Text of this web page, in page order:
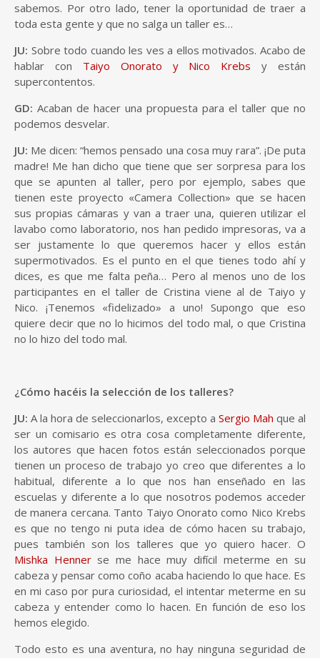
sabemos. Por otro lado, tener la oportunidad de traer a
toda esta gente y que no salga un taller es…
JU: Sobre todo cuando les ves a ellos motivados. Acabo de
hablar con Taiyo Onorato y Nico Krebs y están
supercontentos.
GD: Acaban de hacer una propuesta para el taller que no
podemos desvelar.
JU: Me dicen: “hemos pensado una cosa muy rara”. ¡De puta
madre! Me han dicho que tiene que ser sorpresa para los
que se apunten al taller, pero por ejemplo, sabes que
tienen este proyecto «Camera Collection» que se hacen
sus propias cámaras y van a traer una, quieren utilizar el
lavabo como laboratorio, nos han pedido impresoras, va a
ser justamente lo que queremos hacer y ellos están
supermotivados. Es el punto en el que tienes todo ahí y
dices, es que me falta peña… Pero al menos uno de los
participantes en el taller de Cristina viene al de Taiyo y
Nico. ¡Tenemos «fidelizado» a uno! Supongo que eso
quiere decir que no lo hicimos del todo mal, o que Cristina
no lo hizo del todo mal.
¿Cómo hacéis la selección de los talleres?
JU: A la hora de seleccionarlos, excepto a Sergio Mah que al
ser un comisario es otra cosa completamente diferente,
los autores que hacen fotos están seleccionados porque
tienen un proceso de trabajo yo creo que diferentes a lo
habitual, diferente a lo que nos han enseñado en las
escuelas y diferente a lo que nosotros podemos acceder
de manera cercana. Tanto Taiyo Onorato como Nico Krebs
es que no tengo ni puta idea de cómo hacen su trabajo,
pues también son los talleres que yo quiero hacer. O
Mishka Hennerse me hace muy difícil meterme en su
cabeza y pensar como coño acaba haciendo lo que hace. Es
en mi caso por pura curiosidad, el intentar meterme en su
cabeza y entender como lo hacen. En función de eso los
hemos elegido.
Todo esto es una aventura, no hay ninguna seguridad de